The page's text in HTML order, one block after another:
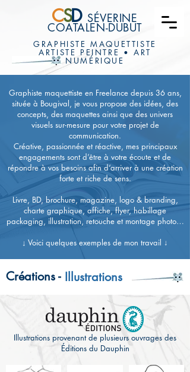
CSD SÉVERINE
COATALEN-DUBUT
GRAPHISTE MAQUETTISTE
ARTISTE PEINTRE • ART
NUMÉRIQUE
Graphiste maquettiste en Freelance depuis 36 ans,
située à Bougival, je vous propose des idées, des
concepts, des maquettes ainsi que des univers
visuels sur-mesure pour votre projet de
communication.
Créative, passionnée et réactive, mes principaux
engagements sont d’être à votre écoute et de
répondre à vos besoins afin d’arriver à une création
forte et riche de sens.
Livre, BD, brochure, magazine, logo & branding,
charte graphique, affiche, flyer, habillage
packaging, illustration, retouche et montage photo…
↓ Voici quelques exemples de mon travail ↓
Créations - Illustrations
Illustrations provenant de plusieurs ouvrages des
Éditions du Dauphin